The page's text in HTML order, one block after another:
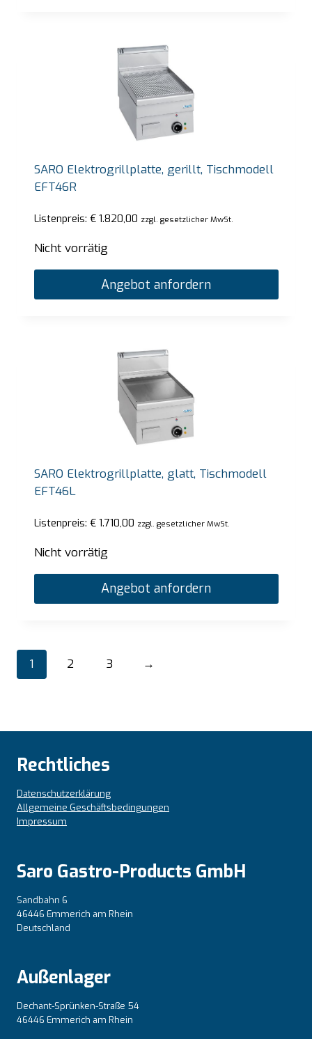
SARO Elektrogrillplatte, gerillt, Tischmodell
EFT46R
Listenpreis: €1.820,00 zzgl. gesetzlicher MwSt.
Nicht vorrätig
Angebot anfordern
SARO Elektrogrillplatte, glatt, Tischmodell
EFT46L
Listenpreis: €1.710,00 zzgl. gesetzlicher MwSt.
Nicht vorrätig
Angebot anfordern
1 2 3 →
Rechtliches
Datenschutzerklärung
Allgemeine Geschäftsbedingungen
Impressum
Saro Gastro-Products GmbH
Sandbahn 6
46446 Emmerich am Rhein
Deutschland
Außenlager
Dechant-Sprünken-Straße 54
46446 Emmerich am Rhein